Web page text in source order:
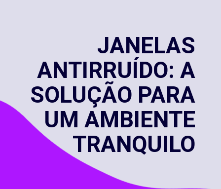
JANELAS
ANTIRRUÍDO: A
SOLUÇÃO PARA
UM AMBIENTE
TRANQUILO